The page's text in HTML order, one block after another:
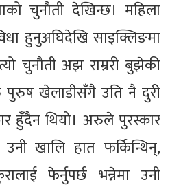
चुनौती देखिन्छ। महिला
हुनुअघिदेखि साइक्लिङमा
चुनौती अझ राम्ररी बुझेकी
खेलाडीसँगै उति नै दुरी
हुँदैन थियो। अरुले पुरस्कार
खालि हात फर्किन्थिन्,
फेर्नुपर्छ भन्नेमा उनी